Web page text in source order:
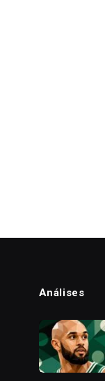
Análises